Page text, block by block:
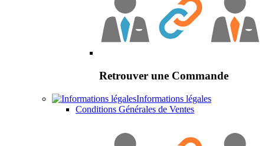
Retrouver une Commande
Informations légales
Conditions Générales de Ventes